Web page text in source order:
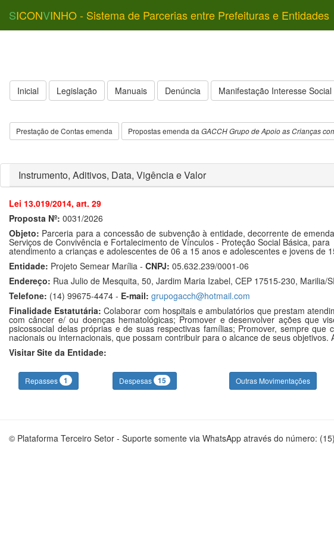
SICONVINHO - Sistema de Parcerias entre Prefeituras e Entidades
Inicial Legislação Manuais Denúncia Manifestação Interesse Social
Prestação de Contas emenda Propostas emenda da GACCH Grupo de Apoio as Crianças
Instrumento, Aditivos, Data, Vigência e Valor
Lei 13.019/2014, art. 29
Proposta Nº: 0031/2026
Objeto: Parceria para a concessão de subvenção à entidade, decorrente de
Serviços de Convivência e Fortalecimento de Vínculos - Proteção Social Básica, para
atendimento a crianças e adolescentes de 06 a 15 anos e adolescentes e jovens de
Entidade: Projeto Semear Marília - CNPJ: 05.632.239/0001-06
Endereço: Rua Julio de Mesquita, 50, Jardim Maria Izabel, CEP 17515-230, Marilia/
Telefone: (14) 99675-4474 - E-mail: grupogacch@hotmail.com
Finalidade Estatutária: Colaborar com hospitais e ambulatórios que prestam
com câncer e/ ou doenças hematológicas; Promover e desenvolver ações que
psicossocial delas próprias e de suas respectivas famílias; Promover, sempre
nacionais ou internacionais, que possam contribuir para o alcance de seus
Visitar Site da Entidade:
Repasses 1 Despesas 15 Outras Movimentações
© Plataforma Terceiro Setor - Suporte somente via WhatsApp através do número: